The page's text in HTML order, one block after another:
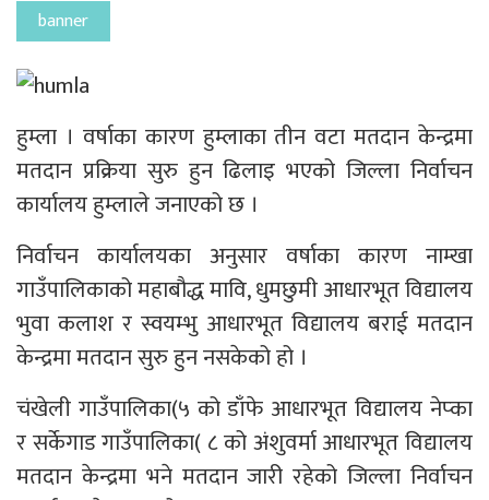
banner
हुम्ला । वर्षाका कारण हुम्लाका तीन वटा मतदान केन्द्रमा
मतदान प्रक्रिया सुरु हुन ढिलाइ भएको जिल्ला निर्वाचन
कार्यालय हुम्लाले जनाएको छ ।
निर्वाचन कार्यालयका अनुसार वर्षाका कारण नाम्खा
गाउँपालिकाको महाबौद्ध मावि, धुमछुमी आधारभूत विद्यालय
भुवा कलाश र स्वयम्भु आधारभूत विद्यालय बराई मतदान
केन्द्रमा मतदान सुरु हुन नसकेको हो ।
चंखेली गाउँपालिका(५ को डाँफे आधारभूत विद्यालय नेप्का
र सर्केगाड गाउँपालिका( ८ को अंशुवर्मा आधारभूत विद्यालय
मतदान केन्द्रमा भने मतदान जारी रहेको जिल्ला निर्वाचन